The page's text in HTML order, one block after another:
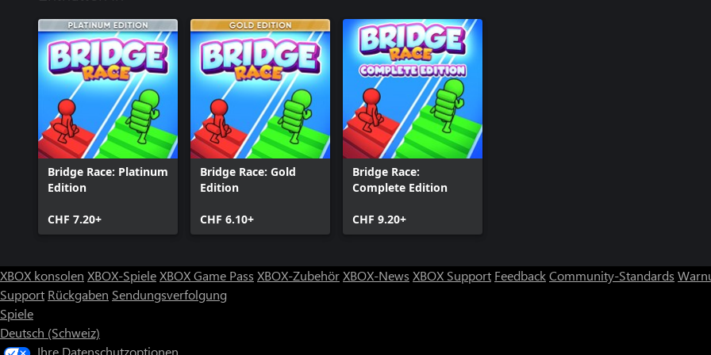
Bridge Race: Platinum
Edition
CHF 7.20+
Bridge Race: Gold
Edition
CHF 6.10+
Bridge Race:
Complete Edition
CHF 9.20+
XBOX konsolen XBOX-SpieleXBOX Game Pass XBOX-ZubehörXBOX-News XBOX Support FeedbackCommunity-Standards
Support Rückgaben Sendungsverfolgung
Spiele
Deutsch (Schweiz)
Ihre Datenschutzoptionen